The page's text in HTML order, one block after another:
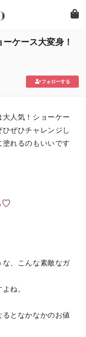
ケース大変身！
フォローする
人気！ショーケー
ぜひチャレンジし
れるのもいいです
♡
、こんな素敵なガ
ね。
となかなかのお値